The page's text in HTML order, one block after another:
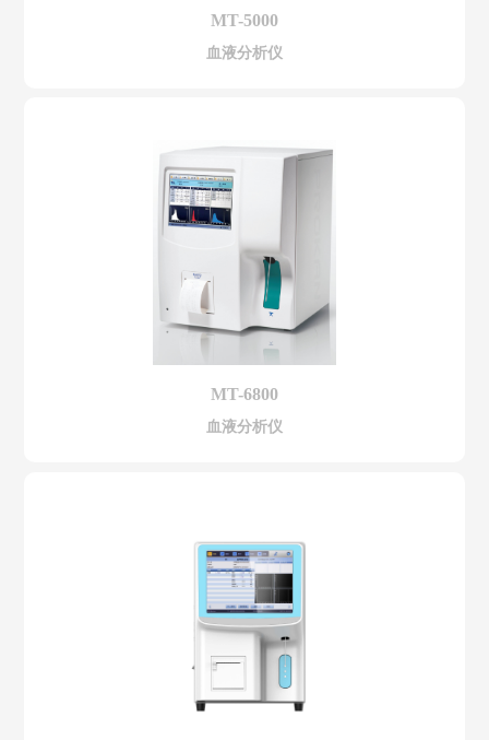
MT-5000
血液分析仪
MT-6800
血液分析仪